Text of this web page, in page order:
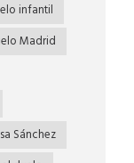
infantil
Madrid
Sánchez